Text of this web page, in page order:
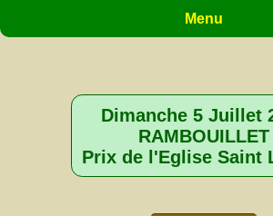
Menu
Dimanche 5 Juillet
RAMBOUILLET
Prix de l'Eglise Saint